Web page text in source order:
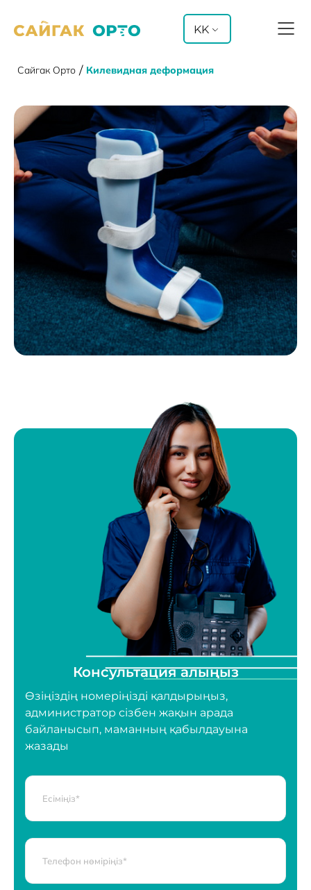
KK
Сайгак Орто / Килевидная деформация
Консультация алыңыз
Өзіңіздің номеріңізді қалдырыңыз,
администратор сізбен жақын арада
байланысып, маманның қабылдауына
жазады